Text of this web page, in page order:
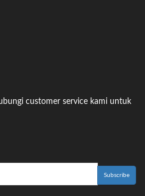
customer service kami untuk